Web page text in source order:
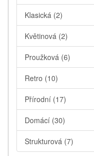
Klasická (2)
Květinová (2)
Proužková (6)
Retro (10)
Přírodní (17)
Domácí (30)
Strukturová (7)